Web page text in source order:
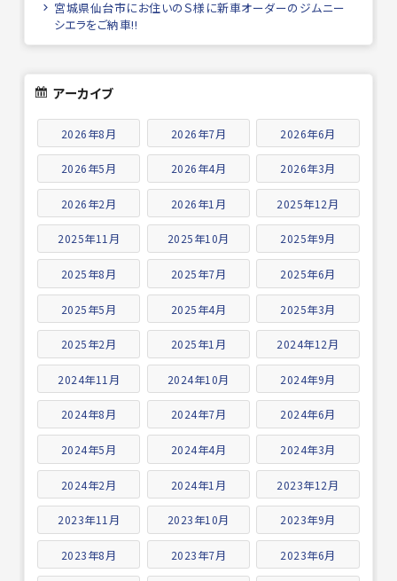
宮城県仙台市にお住いのＳ様に新車オーダーのジムニー
シエラをご納車!!
アーカイブ
2026年8月 2026年7月 2026年6月
2026年5月 2026年4月 2026年3月
2026年2月 2026年1月 2025年12月
2025年11月 2025年10月 2025年9月
2025年8月 2025年7月 2025年6月
2025年5月 2025年4月 2025年3月
2025年2月 2025年1月 2024年12月
2024年11月 2024年10月 2024年9月
2024年8月 2024年7月 2024年6月
2024年5月 2024年4月 2024年3月
2024年2月 2024年1月 2023年12月
2023年11月 2023年10月 2023年9月
2023年8月 2023年7月 2023年6月